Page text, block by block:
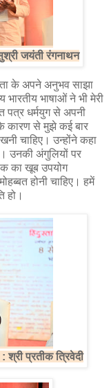
जयंती रंगनाथन
के अपने अनुभव साझा
भाषाओं ने भी मेरी
पत्र धर्मयुग से अपनी
के कारण से मुझे कई बार
चाहिए। उन्होंने कहा
उनकी अंगुलियों पर
का खूब उपयोग
होनी चाहिए। हमें
हो।
प्रतीक त्रिवेदी